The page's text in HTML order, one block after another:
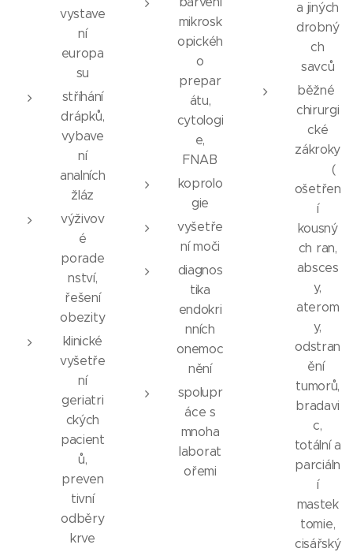
vystave
ní
europa
su
stříhání
drápků,
vybave
ní
analních
žláz
výživov
é
porade
nství,
řešení
obezity
klinické
vyšetře
ní
geriatri
ckých
pacient
ů,
preven
tivní
odběry
krve
mikrosk
opickéh
o
prepar
átu,
cytologi
e,
FNAB
koprolo
gie
vyšetře
ní moči
diagnos
tika
endokri
nních
onemoc
nění
spolupr
áce s
mnoha
laborat
ořemi
a jiných
drobný
ch
savců
běžné
chirurgi
cké
zákroky
(
ošetřen
í
kousný
ch ran,
absces
y,
aterom
y,
odstran
ění
tumorů,
bradavi
c,
totální a
parciáln
í
mastek
tomie,
cisářský